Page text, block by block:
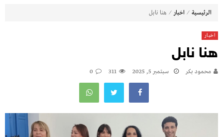
الرئيسية ⁄ اخبار ⁄ هنا نابل
اخبار
هنا نابل
محمود بكر سبتمبر 5, 2025 311
0